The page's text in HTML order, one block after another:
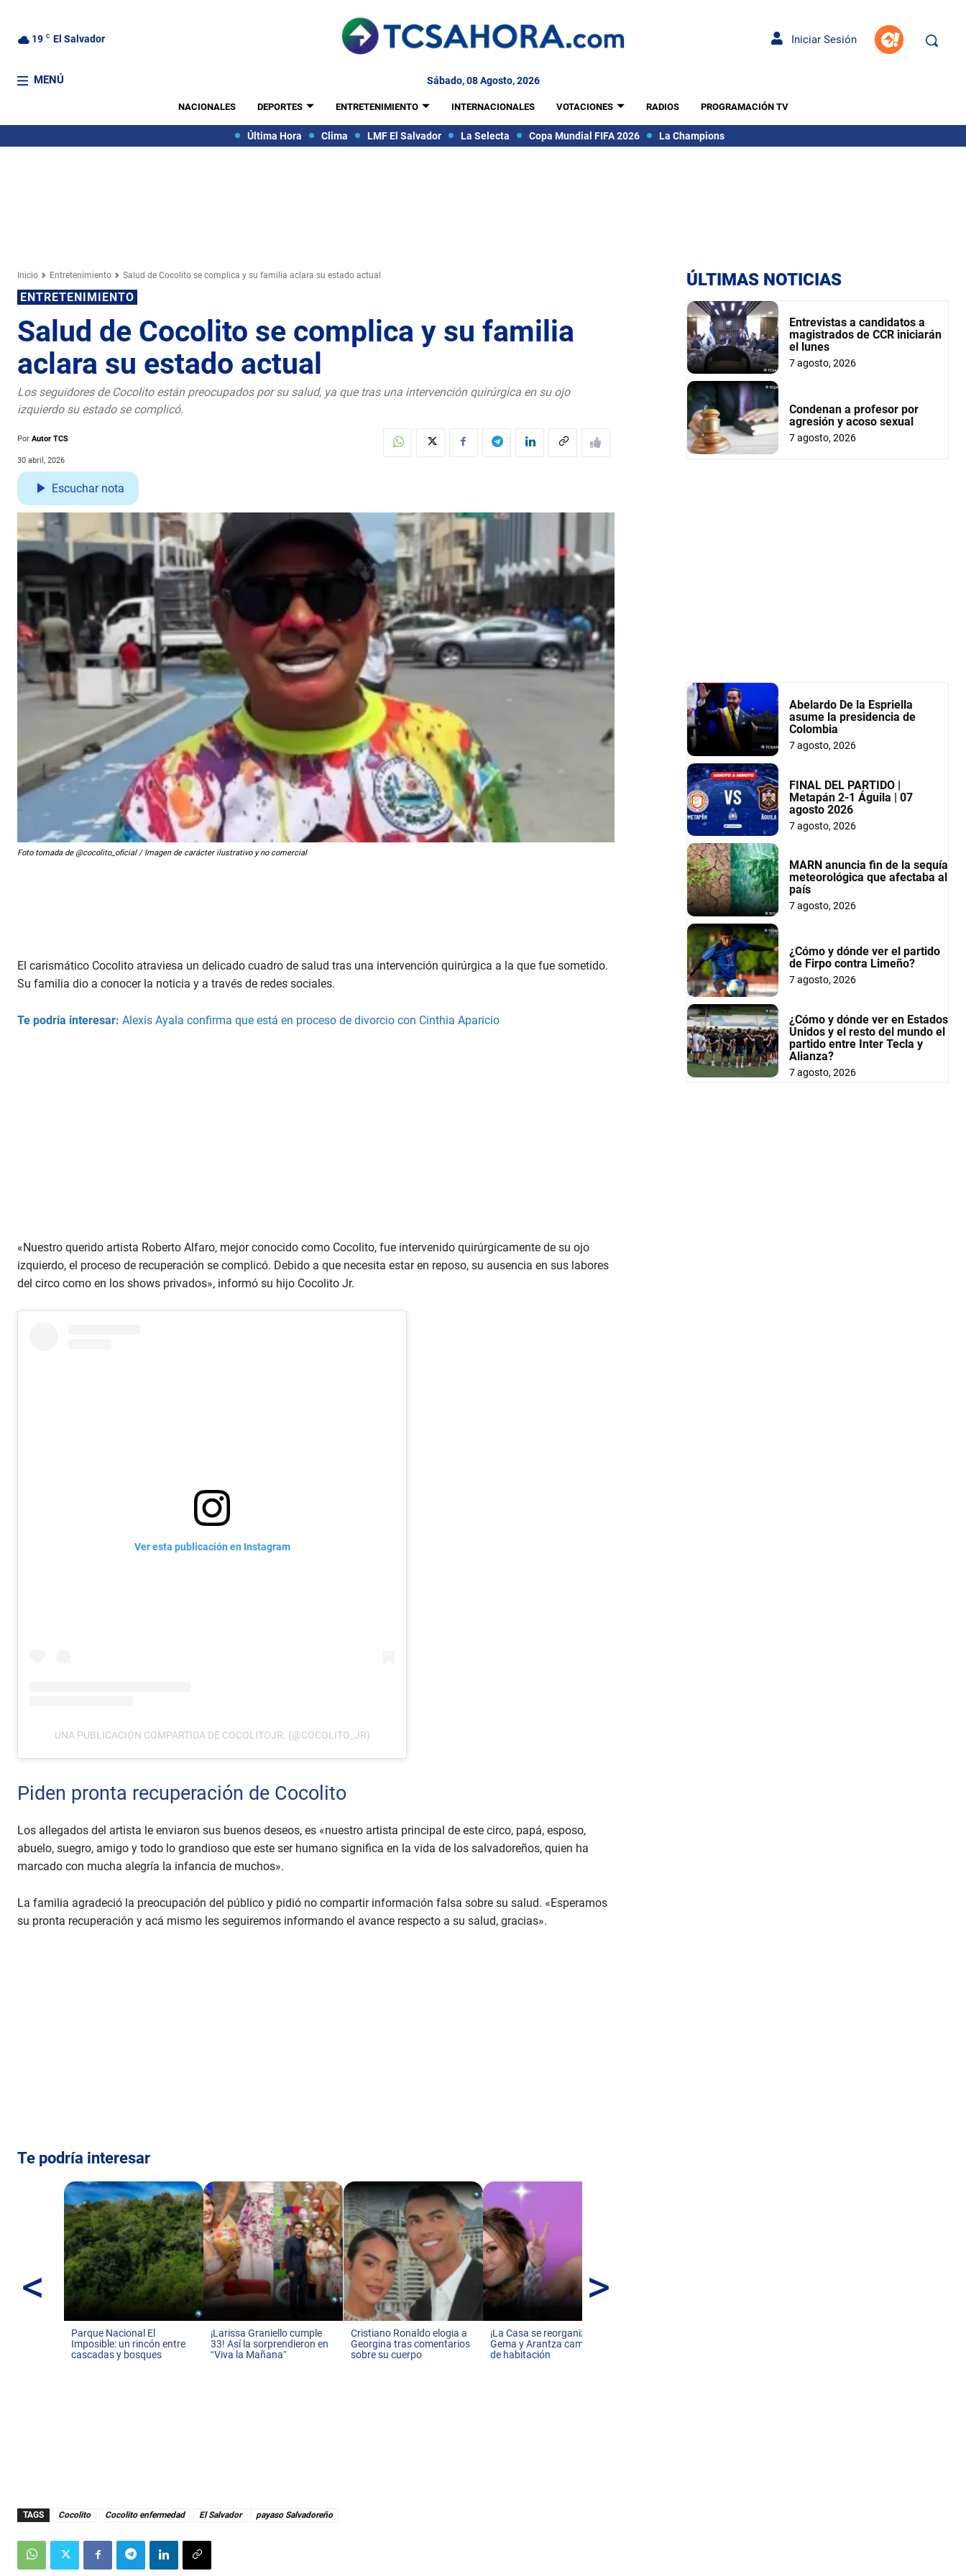
19 C El Salvador Iniciar Sesión
MENÚ Sábado, 08 Agosto, 2026
NACIONALES DEPORTES ENTRETENIMIENTO INTERNACIONALES VOTACIONES RADIOS PROGRAMACIÓN TV
Última Hora Clima LMF El Salvador La Selecta Copa Mundial FIFA 2026 La Champions
Inicio Entretenimiento Salud de Cocolito se complica y su familia aclara su estado actual
ENTRETENIMIENTO
Salud de Cocolito se complica y su familia
aclara su estado actual
Los seguidores de Cocolito están preocupados por su salud, ya que tras una intervención quirúrgica en su ojo
izquierdo su estado se complicó.
Por Autor TCS
30 abril, 2026
Escuchar nota
Foto tomada de @cocolito_oficial / Imagen de carácter ilustrativo y no comercial
El carismático Cocolito atraviesa un delicado cuadro de salud tras una intervención quirúrgica a la que fue sometido.
Su familia dio a conocer la noticia y a través de redes sociales.
Te podría interesar: Alexis Ayala confirma que está en proceso de divorcio con Cinthia Aparicio
«Nuestro querido artista Roberto Alfaro, mejor conocido como Cocolito, fue intervenido quirúrgicamente de su ojo
izquierdo, el proceso de recuperación se complicó. Debido a que necesita estar en reposo, su ausencia en sus labores
del circo como en los shows privados», informó su hijo Cocolito Jr.
Ver esta publicación en Instagram
UNA PUBLICACIÓN COMPARTIDA DE COCOLITOJR. (@COCOLITO_JR)
Piden pronta recuperación de Cocolito
Los allegados del artista le enviaron sus buenos deseos, es «nuestro artista principal de este circo, papá, esposo,
abuelo, suegro, amigo y todo lo grandioso que este ser humano significa en la vida de los salvadoreños, quien ha
marcado con mucha alegría la infancia de muchos».
La familia agradeció la preocupación del público y pidió no compartir información falsa sobre su salud. «Esperamos
su pronta recuperación y acá mismo les seguiremos informando el avance respecto a su salud, gracias».
Te podría interesar
<
Parque Nacional El
Imposible: un rincón entre
cascadas y bosques
¡Larissa Graniello cumple
33! Así la sorprendieron en
“Viva la Mañana”
Cristiano Ronaldo elogia a
Georgina tras comentarios
sobre su cuerpo
¡La Casa se reorganiza!
Gema y Arantza cambian
de habitación
>
TAGS Cocolito Cocolito enfermedad El Salvador payaso Salvadoreño
ÚLTIMAS NOTICIAS
Entrevistas a candidatos a
magistrados de CCR iniciarán
el lunes
7 agosto, 2026
Condenan a profesor por
agresión y acoso sexual
7 agosto, 2026
Abelardo De la Espriella
asume la presidencia de
Colombia
7 agosto, 2026
FINAL DEL PARTIDO |
Metapán 2-1 Águila | 07
agosto 2026
7 agosto, 2026
MARN anuncia fin de la sequía
meteorológica que afectaba al
país
7 agosto, 2026
¿Cómo y dónde ver el partido
de Firpo contra Limeño?
7 agosto, 2026
¿Cómo y dónde ver en Estados
Unidos y el resto del mundo el
partido entre Inter Tecla y
Alianza?
7 agosto, 2026